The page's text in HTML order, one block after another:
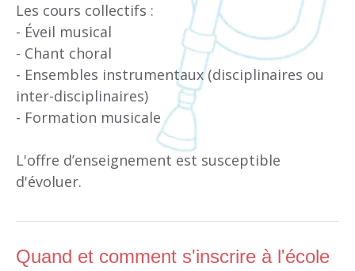
Les cours collectifs :
- Éveil musical
- Chant choral
- Ensembles instrumentaux (disciplinaires ou
inter-disciplinaires)
- Formation musicale
L'offre d’enseignement est susceptible
d'évoluer.
Quand et comment s'inscrire à l'école